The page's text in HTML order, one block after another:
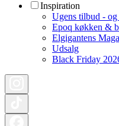
Inspiration
Ugens tilbud - og
Epoq køkken &
Elgigantens
Udsalg
Black Friday